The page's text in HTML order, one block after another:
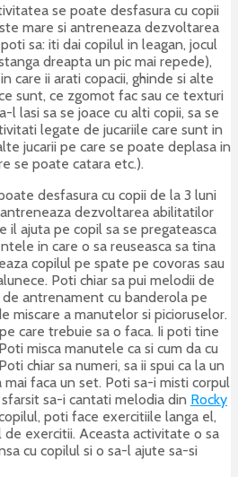
se poate desfasura cu copii
mare si antreneaza dezvoltarea
sa: iti dai copilul in leagan, jocul
dreapta un pic mai repede),
care ii arati copacii, ghinde si alte
sunt, ce zgomot fac sau ce texturi
l lasi sa se joace cu alti copii, sa se
legate de jucariile care sunt in
jucarii pe care se poate deplasa in
se poate catara etc.).
desfasura cu copii de la 3 luni
dezvoltarea abilitatilor
il ajuta pe copil sa se pregateasca
in care o sa reuseasca sa tina
copilul pe spate pe covoras sau
Poti chiar sa pui melodii de
antrenament cu banderola pe
miscare a manutelor si picioruselor.
care trebuie sa o faca. Ii poti tine
misca manutele ca si cum da cu
chiar sa numeri, sa ii spui ca la un
faca un set. Poti sa-i misti corpul
sa-i cantati melodia din Rocky
poti face exercitiile langa el,
de exercitii. Aceasta activitate o sa
cu copilul si o sa-l ajute sa-si